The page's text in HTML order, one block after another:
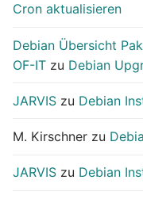
Cron aktualisieren
Debian Übersicht
OF-IT zu Debian
JARVIS zu Debian
M. Kirschner zu
JARVIS zu Debian